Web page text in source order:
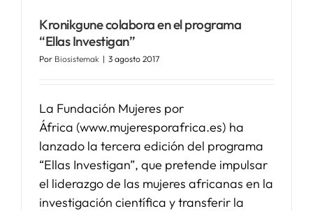
SERVICIOS
NOTICIAS
Kronikgune colabora en el programa
“Ellas Investigan”
Por Biosistemak | 3 agosto 2017
La Fundación Mujeres por
África (www.mujeresporafrica.es) ha
lanzado la tercera edición del programa
“Ellas Investigan”, que pretende impulsar
el liderazgo de las mujeres africanas en la
investigación científica y transferir la